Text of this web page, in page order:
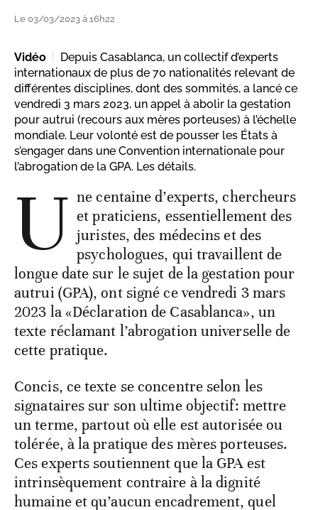
Le 03/03/2023 à 16h22
Vidéo
Depuis Casablanca, un collectif d’experts
internationaux de plus de 70 nationalités relevant de
différentes disciplines, dont des sommités, a lancé ce
vendredi 3 mars 2023, un appel à abolir la gestation
pour autrui (recours aux mères porteuses) à l’échelle
mondiale. Leur volonté est de pousser les États à
s’engager dans une Convention internationale pour
l’abrogation de la GPA. Les détails.
U ne centaine d’experts, chercheurs
et praticiens, essentiellement des
juristes, des médecins et des
psychologues, qui travaillent de
longue date sur le sujet de la gestation pour
autrui (GPA), ont signé ce vendredi 3 mars
2023 la «Déclaration de Casablanca», un
texte réclamant l’abrogation universelle de
cette pratique.
Concis, ce texte se concentre selon les
signataires sur son ultime objectif: mettre
un terme, partout où elle est autorisée ou
tolérée, à la pratique des mères porteuses.
Ces experts soutiennent que la GPA est
intrinsèquement contraire à la dignité
humaine et qu’aucun encadrement, quel